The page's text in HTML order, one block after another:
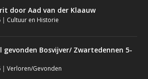
door Aad van der Klaauw
Cultuur en Historie
gevonden Bosvijver/ Zwartedennen 5-
|Verloren/Gevonden